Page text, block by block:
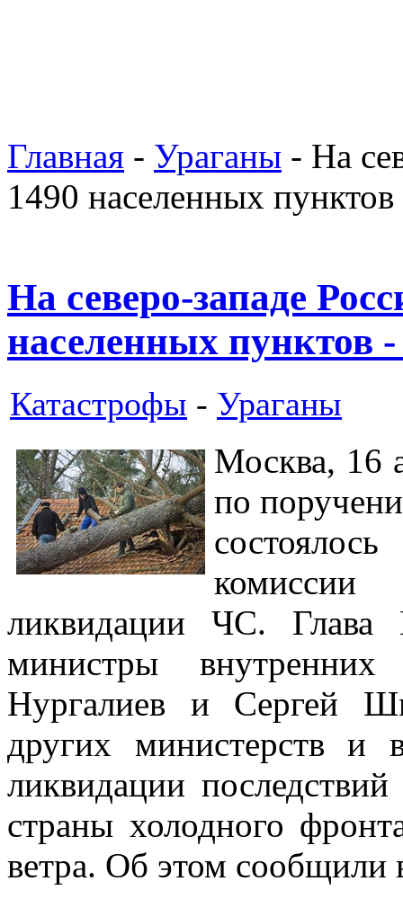
Главная - Ураганы - На
1490 населенных
На северо-западе
населенных
Катастрофы - Ураганы
Москва, 16
по
ликвидации ЧС.
министры
Нургалиев и Сергей
других министерств и
ликвидации
страны холодного
ветра. Об этом